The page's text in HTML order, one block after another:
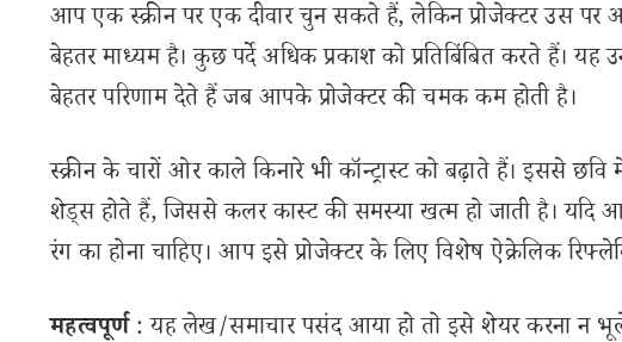
आप एक स्क्रीन पर एक दीवार चुन सकते हैं, लेकिन प्रोजेक्टर उस पर
बेहतर माध्यम है। कुछ पर्दे अधिक प्रकाश को प्रतिबिंबित करते हैं।
बेहतर परिणाम देते हैं जब आपके प्रोजेक्टर की चमक कम होती है।
स्क्रीन के चारों ओर काले किनारे भी कॉन्ट्रास्ट को बढ़ाते हैं। इससे
शेड्स होते हैं, जिससे कलर कास्ट की समस्या खत्म हो जाती है।
रंग का होना चाहिए। आप इसे प्रोजेक्टर के लिए विशेष ऐक्रेलिक
महत्वपूर्ण: यह लेख/समाचार पसंद आया हो तो इसे शेयर करना न